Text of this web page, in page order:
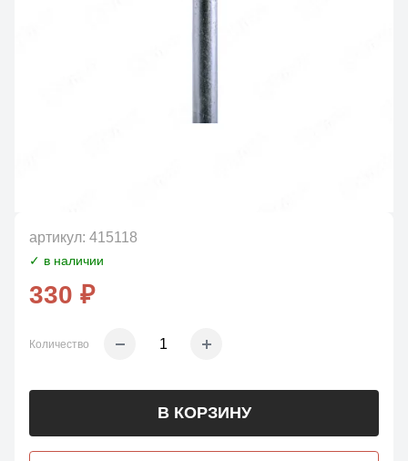
артикул: 415118
✓ в наличии
330 ₽
Количество
В КОРЗИНУ